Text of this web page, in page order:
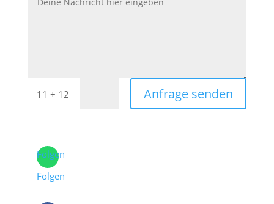
11 + 12 = Anfrage senden
Folgen
Folgen